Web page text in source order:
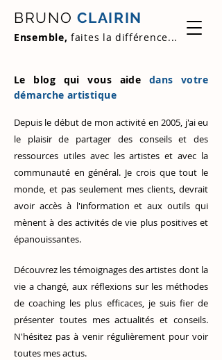
BRUNO CLAIRIN
Ensemble, faites la différence...
Le blog qui vous aide dans votre
démarche artistique
Depuis le début de mon activité en 2005, j'ai eu
le plaisir de partager des conseils et des
ressources utiles avec les artistes et avec la
communauté en général. Je crois que tout le
monde, et pas seulement mes clients, devrait
avoir accès à l'information et aux outils qui
mènent à des activités de vie plus positives et
épanouissantes.
Découvrez les témoignages des artistes dont la
vie a changé, aux réflexions sur les méthodes
de coaching les plus efficaces, je suis fier de
présenter toutes mes actualités et conseils.
N'hésitez pas à venir régulièrement pour voir
toutes mes actus.